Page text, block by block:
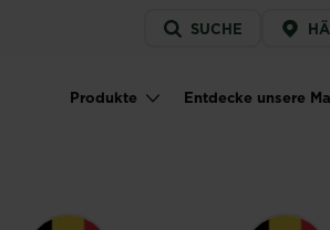
Service
menu
SUCHE
Main navigation
Produkte Entdecke unsere